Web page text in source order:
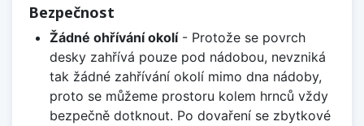
Bezpečnost
Žádné ohřívání okolí- Protože se povrch
desky zahřívá pouze pod nádobou, nevzniká
tak žádné zahřívání okolí mimo dna nádoby,
proto se můžeme prostoru kolem hrnců vždy
bezpečně dotknout. Po dovaření se zbytkové